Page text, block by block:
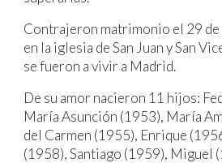
Contrajeron matrimonio el 29
en la iglesia de San Juan y San
se fueron a vivir a Madrid.
De su amor nacieron 11 hijos:
María Asunción (1953), María
del Carmen (1955), Enrique
(1958), Santiago (1959), Miguel